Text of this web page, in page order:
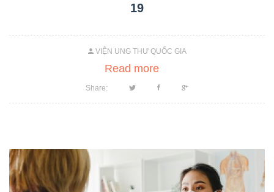
19
VIỆN UNG THƯ QUỐC GIA
Read more
Share: